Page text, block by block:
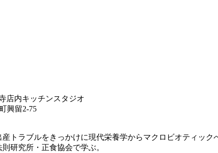
店内キッチンスタジオ
興留2-75
トラブルをきっかけに現代栄養学からマクロビオティック
研究所・正食協会で学ぶ。